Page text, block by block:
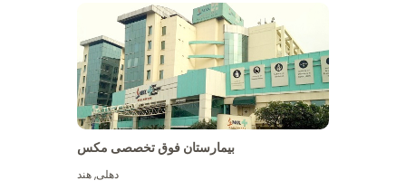
بیمارستان فوق تخصصی مکس
دهلی,هند